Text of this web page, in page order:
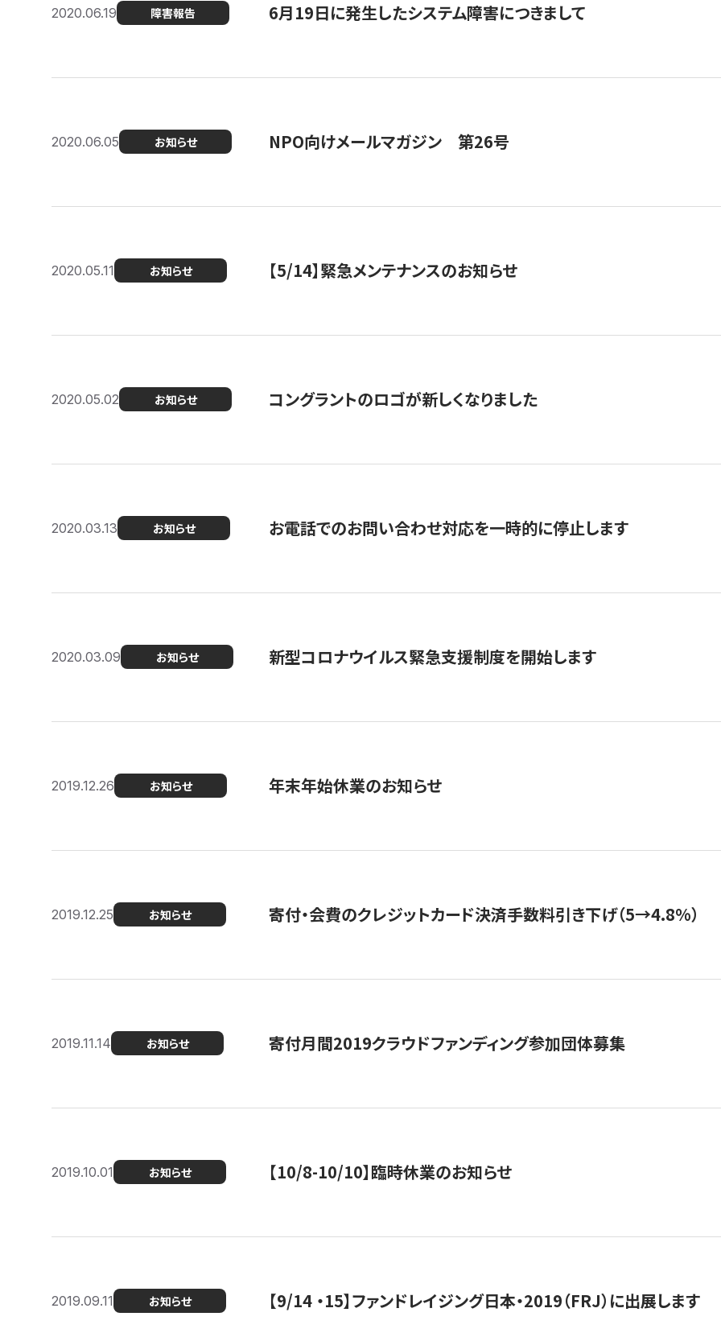
2020.06.19 障害報告 6月19日に発生したシステム障害につきまして
2020.06.05 お知らせ NPO向けメールマガジン 第26号
2020.05.11 お知らせ 【5/14】緊急メンテナンスのお知らせ
2020.05.02 お知らせ コングラントのロゴが新しくなりました
2020.03.13 お知らせ お電話でのお問い合わせ対応を一時的に停止します
2020.03.09 お知らせ 新型コロナウイルス緊急支援制度を開始します
2019.12.26 お知らせ 年末年始休業のお知らせ
2019.12.25 お知らせ 寄付・会費のクレジットカード決済手数料引き下げ（5→4.8%）
2019.11.14 お知らせ 寄付月間2019クラウドファンディング参加団体募集
2019.10.01 お知らせ 【10/8-10/10】臨時休業のお知らせ
2019.09.11 お知らせ 【9/14 ・15】ファンドレイジング日本・2019（FRJ）に出展します